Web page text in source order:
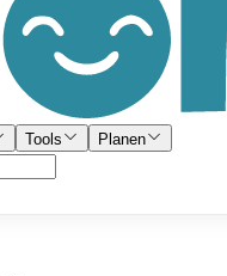
Tools Planen